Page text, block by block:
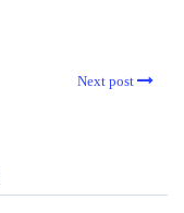
Next post